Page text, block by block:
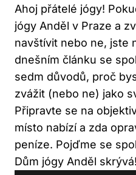
Ahoj přátelé jógy!
jógy Anděl v Praze a
navštívit nebo ne, jste
dnešním článku se
sedm důvodů, proč
zvážit (nebo ne) jako
Připravte se na
místo nabízí a zda
peníze. Pojďme se
Dům jógy Anděl skrývá!